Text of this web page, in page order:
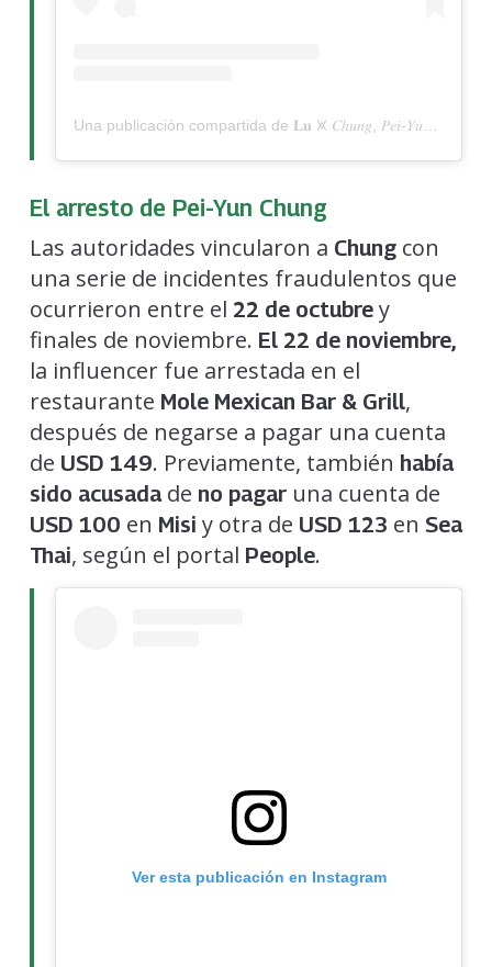
Una publicación compartida de 𝐋𝐮 ⩙ 𝐶ℎ𝑢𝑛𝑔, 𝑃𝑒𝑖-𝑌𝑢𝑛 © ™ 𝐍𝐘𝐂 (@lu.pychung)
El arresto de Pei-Yun Chung
Las autoridades vincularon a Chungcon
una serie de incidentes fraudulentos que
ocurrieron entre el 22 de octubrey
finales de noviembre. El 22 de noviembre,
la influencer fue arrestada en el
restaurante Mole Mexican Bar & Grill,
después de negarse a pagar una cuenta
de USD 149. Previamente, también había
sido acusada de no pagaruna cuenta de
USD 100 en Misi y otra de USD 123 en Sea
Thai, según el portal People.
Ver esta publicación en Instagram